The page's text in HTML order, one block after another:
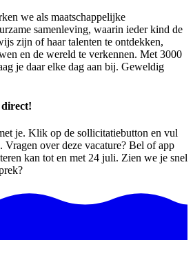
we als maatschappelijke
samenleving, waarin ieder kind de
zijn of haar talenten te ontdekken,
en de wereld te verkennen. Met 3000
je daar elke dag aan bij. Geweldig
je. Klik op de sollicitatiebutton en vul
over deze vacature? Bel of app
kan tot en met 24 juli. Zien we je snel